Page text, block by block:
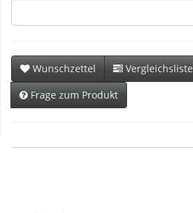
Wunschzettel
Vergleichsliste
Frage zum Produkt